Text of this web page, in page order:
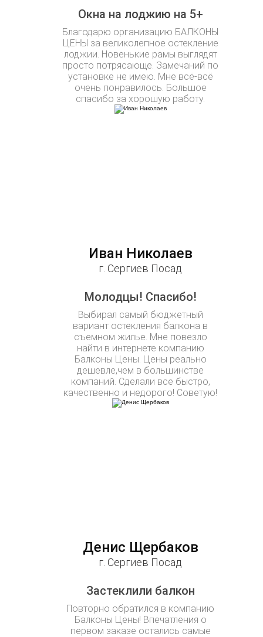
Окна на лоджию на 5+
Благодарю организацию БАЛКОНЫ
ЦЕНЫ за великолепное остекление
лоджии. Новенькие рамы выглядят
просто потрясающе. Замечаний по
установке не имею. Мне всё-всё
очень понравилось. Большое
спасибо за хорошую работу.
Иван Николаев
г. Сергиев Посад
Молодцы! Спасибо!
Выбирал самый бюджетный
вариант остекления балкона в
съемном жилье. Мне повезло
найти в интернете компанию
Балконы Цены. Цены реально
дешевле,чем в большинстве
компаний. Сделали все быстро,
качественно и недорого! Советую!
Денис Щербаков
г. Сергиев Посад
Застеклили балкон
Повторно обратился в компанию
Балконы Цены! Впечатления о
первом заказе остались самые